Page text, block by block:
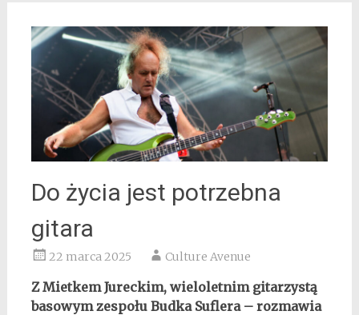
Do życia jest potrzebna
gitara
22 marca 2025 Culture Avenue
Z Mietkem Jureckim, wieloletnim gitarzystą
basowym zespołu Budka Suflera – rozmawia